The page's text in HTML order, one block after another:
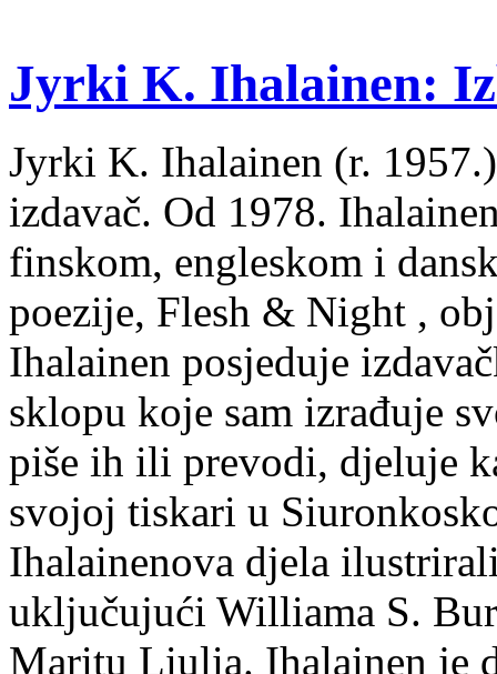
Jyrki K. Ihalainen:
Jyrki K. Ihalainen (r.
izdavač. Od 1978.
finskom, engleskom i
poezije, Flesh & Night ,
Ihalainen posjeduje
sklopu koje sam izrađuje
piše ih ili prevodi, djeluje
svojoj tiskari u
Ihalainenova djela
uključujući Williama S.
Maritu Liulia. Ihalainen je